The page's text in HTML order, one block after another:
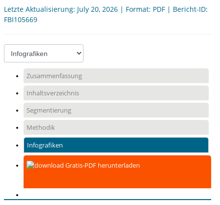
Letzte Aktualisierung: July 20, 2026 | Format: PDF | Bericht-ID:
FBI105669
Zusammenfassung
Inhaltsverzeichnis
Segmentierung
Methodik
Infografiken
Gratis-PDF herunterladen